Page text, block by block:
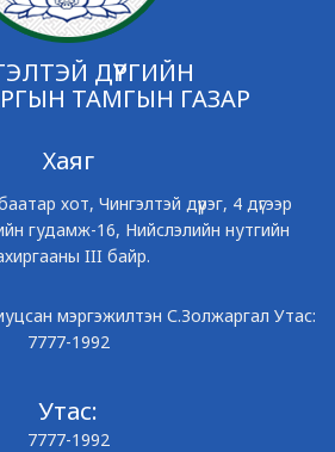
ДҮҮРГИЙН
ТАМГЫН ГАЗАР
Хаяг
хот, Чингэлтэй дүүрэг, 4 дүгээр
гудамж-16, Нийслэлийн нутгийн
III байр.
мэргэжилтэн С.Золжаргал Утас:
7777-1992
Утас:
7777-1992